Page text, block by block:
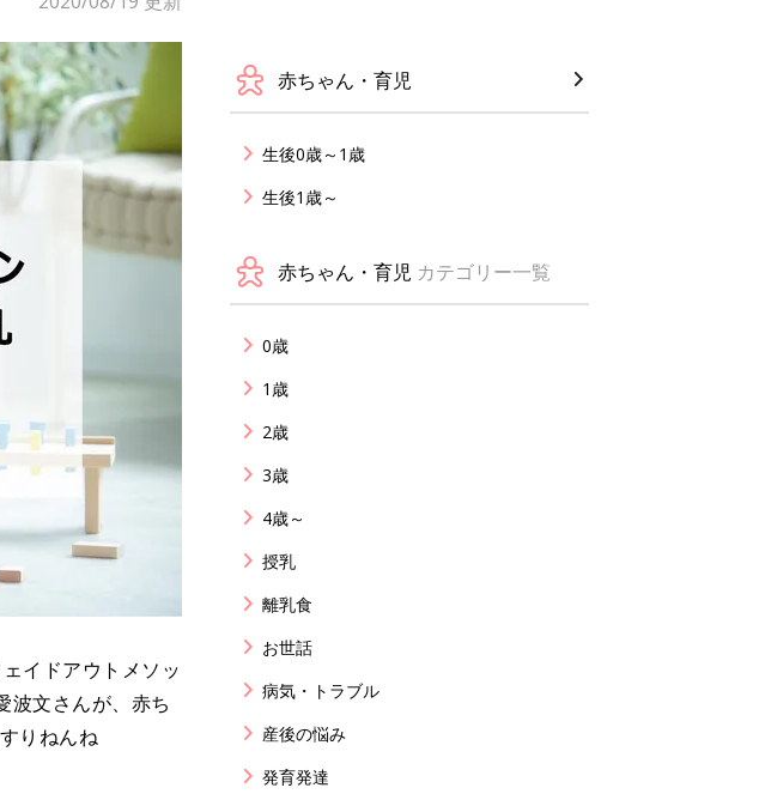
イドアウトメソッ
波文さんが、赤ち
りねんね
赤ちゃん・育児
生後0歳～1歳
生後1歳～
赤ちゃん・育児 カテゴリー一覧
0歳
1歳
2歳
3歳
4歳～
授乳
離乳食
お世話
病気・トラブル
産後の悩み
発育発達